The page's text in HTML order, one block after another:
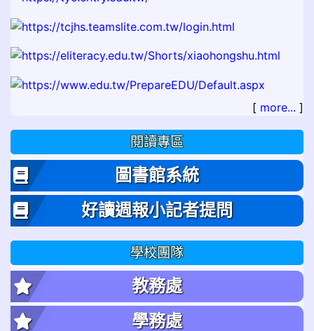
[ more... ]
閱讀專區
圖書館系統
好讀週報小記者提問
學校團隊
教務處
學務處